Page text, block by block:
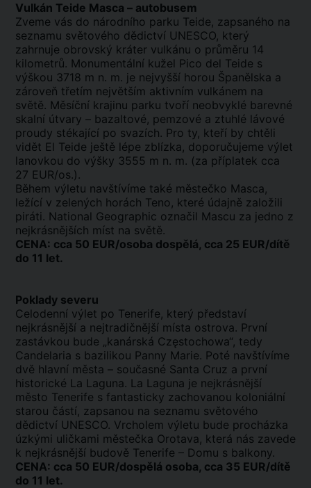
Vulkán Teide Masca – autobusem
Zveme vás do národního parku Teide, zapsaného na
seznamu světového dědictví UNESCO, který
zahrnuje obrovský kráter vulkánu o průměru 14
kilometrů. Monumentální kužel Pico del Teide s
výškou 3718 m n. m. je nejvyšší horou Španělska a
zároveň třetím největším aktivním vulkánem na
světě. Měsíční krajinu parku tvoří neobvyklé barevné
skalní útvary – bazaltové, pemzové a ztuhlé lávové
proudy stékající po svazích. Pro ty, kteří by chtěli
vidět El Teide ještě lépe zblízka, doporučujeme výlet
lanovkou do výšky 3555 m n. m. (za příplatek cca
27 EUR/os.).
Během výletu navštívíme také městečko Masca,
ležící v zelených horách Teno, které údajně založili
piráti. National Geographic označil Mascu za jedno z
nejkrásnějších míst na světě.
CENA: cca 50 EUR/osoba dospělá, cca 25 EUR/dítě
do 11 let.
Poklady severu
Celodenní výlet po Tenerife, který představí
nejkrásnější a nejtradičnější místa ostrova. První
zastávkou bude „kanárská Częstochowa“, tedy
Candelaria s bazilikou Panny Marie. Poté navštívíme
dvě hlavní města – současné Santa Cruz a první
historické La Laguna. La Laguna je nejkrásnější
město Tenerife s fantasticky zachovanou koloniální
starou částí, zapsanou na seznamu světového
dědictví UNESCO. Vrcholem výletu bude procházka
úzkými uličkami městečka Orotava, která nás zavede
k nejkrásnější budově Tenerife – Domu s balkony.
CENA: cca 50 EUR/dospělá osoba, cca 35 EUR/dítě
do 11 let.